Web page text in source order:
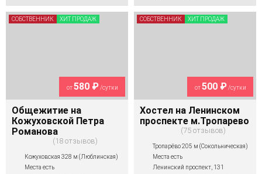
от580 ₽/сутки
Общежитие на
Кожуховской Петра
Романова
18 отзывов
Кожуховская 328 м (Люблинская)
Места есть
СОБСТВЕННИК ХИТ ПРОДАЖ
от500 ₽/сутки
Хостел на Ленинском
проспекте м.Тропарево
75 отзывов
Тропарёво 205 м (Сокольническая)
Места есть
Ленинский проспект, 131
СОБСТВЕННИК ХИТ ПРОДАЖ